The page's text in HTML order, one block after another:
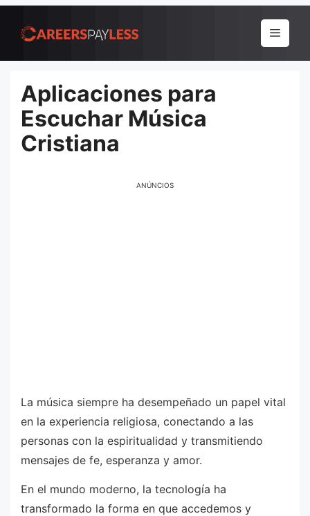
para
conteúdo
Menu
Aplicaciones para
Escuchar Música
Cristiana
ANÚNCIOS
La música siempre ha desempeñado un papel vital
en la experiencia religiosa, conectando a las
personas con la espiritualidad y transmitiendo
mensajes de fe, esperanza y amor.
En el mundo moderno, la tecnología ha
transformado la forma en que accedemos y